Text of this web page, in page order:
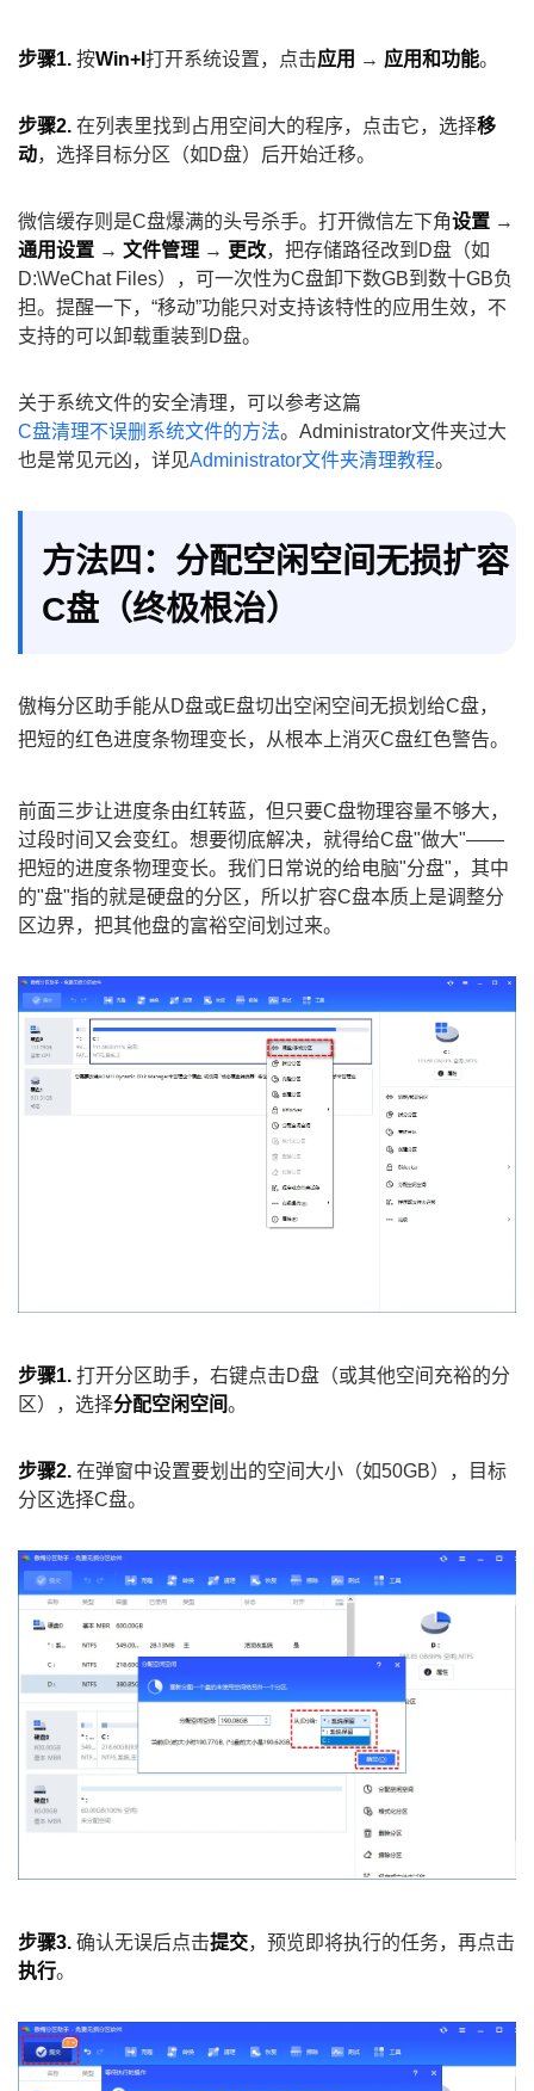
步骤1. 按Win+I 打开系统设置，点击应用 → 应用和功能。
步骤2. 在列表里找到占用空间大的程序，点击它，选择移
动，选择目标分区（如D盘）后开始迁移。
微信缓存则是C盘爆满的头号杀手。打开微信左下角设置 →
通用设置 → 文件管理 → 更改，把存储路径改到D盘（如
D:\WeChat Files），可一次性为C盘卸下数GB到数十GB负
担。提醒一下，“移动”功能只对支持该特性的应用生效，不
支持的可以卸载重装到D盘。
关于系统文件的安全清理，可以参考这篇
C盘清理不误删系统文件的方法。Administrator文件夹过大
也是常见元凶，详见Administrator文件夹清理教程。
方法四：分配空闲空间无损扩容
C盘（终极根治）
傲梅分区助手能从D盘或E盘切出空闲空间无损划给C盘，
把短的红色进度条物理变长，从根本上消灭C盘红色警告。
前面三步让进度条由红转蓝，但只要C盘物理容量不够大，
过段时间又会变红。想要彻底解决，就得给C盘"做大"——
把短的进度条物理变长。我们日常说的给电脑"分盘"，其中
的"盘"指的就是硬盘的分区，所以扩容C盘本质上是调整分
区边界，把其他盘的富裕空间划过来。
步骤1. 打开分区助手，右键点击D盘（或其他空间充裕的分
区），选择分配空闲空间。
步骤2. 在弹窗中设置要划出的空间大小（如50GB），目标
分区选择C盘。
步骤3. 确认无误后点击提交，预览即将执行的任务，再点击
执行。